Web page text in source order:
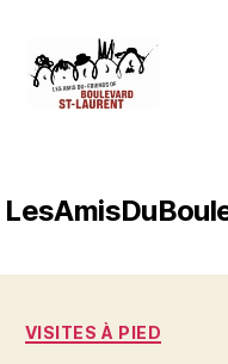
boulevard
Saint-
Catégories
VISITES À PIED